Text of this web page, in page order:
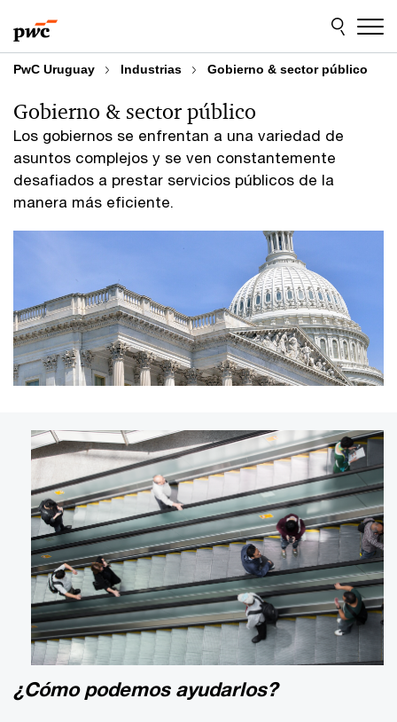
to
content
to
footer
PwC Uruguay Industrias Gobierno & sector público
Los gobiernos se enfrentan a una variedad de
asuntos complejos y se ven constantemente
desafiados a prestar servicios públicos de la
manera más eficiente.
Gobierno & sector público
¿Cómo podemos ayudarlos?